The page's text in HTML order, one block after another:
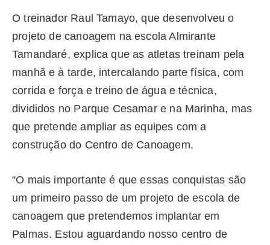
O treinador Raul Tamayo, que desenvolveu o
projeto de canoagem na escola Almirante
Tamandaré, explica que as atletas treinam pela
manhã e à tarde, intercalando parte física, com
corrida e força e treino de água e técnica,
divididos no Parque Cesamar e na Marinha, mas
que pretende ampliar as equipes com a
construção do Centro de Canoagem.
“O mais importante é que essas conquistas são
um primeiro passo de um projeto de escola de
canoagem que pretendemos implantar em
Palmas. Estou aguardando nosso centro de